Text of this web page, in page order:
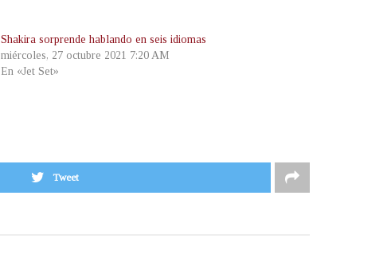
Shakira sorprende hablando en seis idiomas
miércoles, 27 octubre 2021 7:20 AM
En «Jet Set»
Tweet